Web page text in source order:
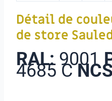
Détail de
de store
RAL:9001
4685 C